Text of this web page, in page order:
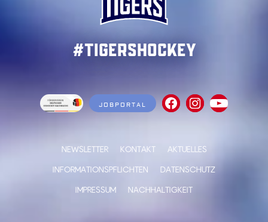
#TigersHockey
JOBPORTAL
NEWSLETTER KONTAKT
AKTUELLES
INFORMATIONSPFLICHTEN
DATENSCHUTZ
IMPRESSUM
NACHHALTIGKEIT